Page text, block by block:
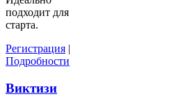
подходит для
старта.
Регистрация |
Подробности
Виктизи